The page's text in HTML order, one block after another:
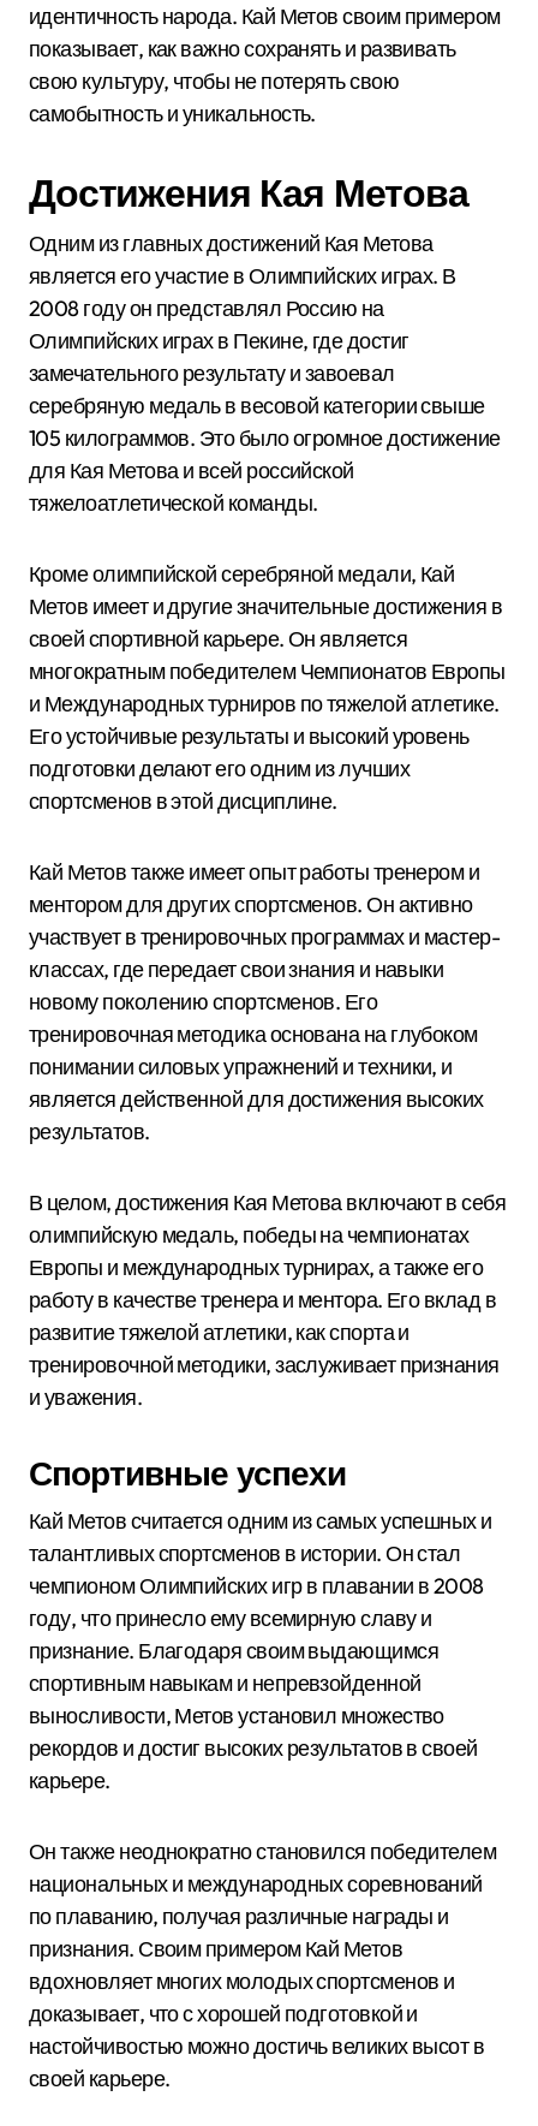
идентичность народа. Кай Метов своим примером
показывает, как важно сохранять и развивать
свою культуру, чтобы не потерять свою
самобытность и уникальность.
Достижения Кая Метова
Одним из главных достижений Кая Метова
является его участие в Олимпийских играх. В
2008 году он представлял Россию на
Олимпийских играх в Пекине, где достиг
замечательного результату и завоевал
серебряную медаль в весовой категории свыше
105 килограммов. Это было огромное достижение
для Кая Метова и всей российской
тяжелоатлетической команды.
Кроме олимпийской серебряной медали, Кай
Метов имеет и другие значительные достижения в
своей спортивной карьере. Он является
многократным победителем Чемпионатов Европы
и Международных турниров по тяжелой атлетике.
Его устойчивые результаты и высокий уровень
подготовки делают его одним из лучших
спортсменов в этой дисциплине.
Кай Метов также имеет опыт работы тренером и
ментором для других спортсменов. Он активно
участвует в тренировочных программах и мастер-
классах, где передает свои знания и навыки
новому поколению спортсменов. Его
тренировочная методика основана на глубоком
понимании силовых упражнений и техники, и
является действенной для достижения высоких
результатов.
В целом, достижения Кая Метова включают в себя
олимпийскую медаль, победы на чемпионатах
Европы и международных турнирах, а также его
работу в качестве тренера и ментора. Его вклад в
развитие тяжелой атлетики, как спорта и
тренировочной методики, заслуживает признания
и уважения.
Спортивные успехи
Кай Метов считается одним из самых успешных и
талантливых спортсменов в истории. Он стал
чемпионом Олимпийских игр в плавании в 2008
году, что принесло ему всемирную славу и
признание. Благодаря своим выдающимся
спортивным навыкам и непревзойденной
выносливости, Метов установил множество
рекордов и достиг высоких результатов в своей
карьере.
Он также неоднократно становился победителем
национальных и международных соревнований
по плаванию, получая различные награды и
признания. Своим примером Кай Метов
вдохновляет многих молодых спортсменов и
доказывает, что с хорошей подготовкой и
настойчивостью можно достичь великих высот в
своей карьере.